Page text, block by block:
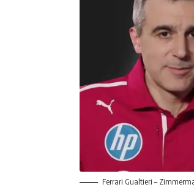
Ferrari Gualtieri –